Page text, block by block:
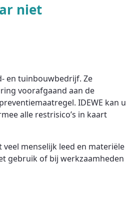
niet
en tuinbouwbedrijf. Ze
voorafgaand aan de
IDEWE kan u
alle restrisico’s in kaart
menselijk leed en materiële
gebruik of bij werkzaamheden